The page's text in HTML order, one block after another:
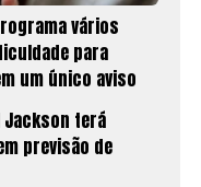
vários
para
um único aviso
Jackson terá
previsão de